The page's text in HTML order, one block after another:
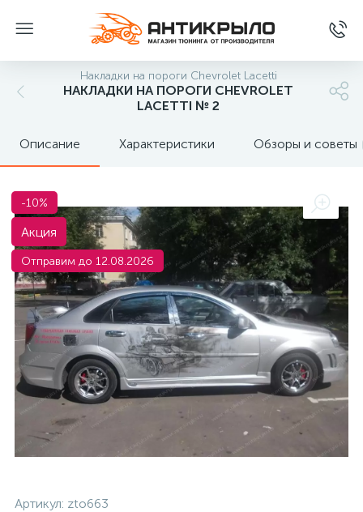
Накладки на пороги Chevrolet Lacetti
НАКЛАДКИ НА ПОРОГИ CHEVROLET
LACETTI № 2
Описание Характеристики Обзоры и советы
-10%
Акция
Отправим до 12.08.2026
Артикул: zto663